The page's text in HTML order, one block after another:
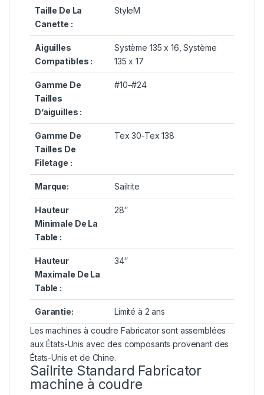
Taille De La
Canette :
StyleM
Aiguilles
Compatibles :
Système 135 x 16, Système
135 x 17
Gamme De
Tailles
D’aiguilles :
#10–#24
Gamme De
Tailles De
Filetage :
Tex 30-Tex 138
Marque: Sailrite
Hauteur
Minimale De La
Table :
28″
Hauteur
Maximale De La
Table :
34″
Garantie:
Limité à 2 ans
Les machines à coudre Fabricator sont assemblées
aux États-Unis avec des composants provenant des
États-Unis et de Chine.
Sailrite Standard Fabricator
machine à coudre